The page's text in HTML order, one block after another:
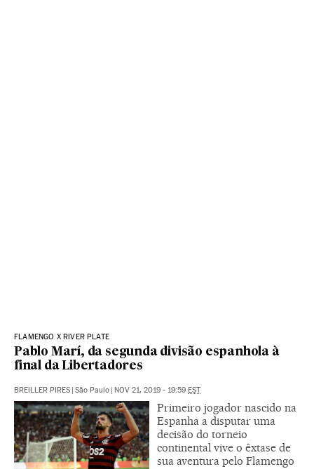
FLAMENGO X RIVER PLATE
Pablo Marí, da segunda divisão espanhola à
final da Libertadores
BREILLER PIRES São Paulo NOV 21, 2019 - 19:59 EST
Primeiro jogador nascido na
Espanha a disputar uma
decisão do torneio
continental vive o êxtase de
sua aventura pelo Flamengo